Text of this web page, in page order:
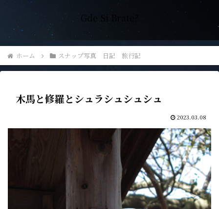
Gde Si Brate?
ホーム スナップ写真 日記 旅行記
木馬と修羅とシュラシュシュシュ
2023.03.08